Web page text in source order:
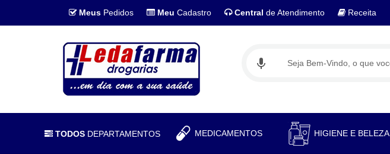
Meus Pedidos Meu Cadastro Central de Atendimento Receita
TODOS DEPARTAMENTOS MEDICAMENTOS HIGIENE E BELEZA